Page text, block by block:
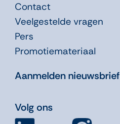
Contact
Veelgestelde vragen
Pers
Promotiemateriaal
Aanmelden nieuwsbrief
Volg ons